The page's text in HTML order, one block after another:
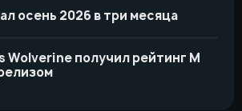
осень 2026 в три месяца
Wolverine получил рейтинг M